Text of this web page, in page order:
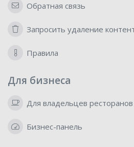
Обратная связь
Запросить удаление
Правила
Для бизнеса
Для владельцев ресторанов
Бизнес-панель